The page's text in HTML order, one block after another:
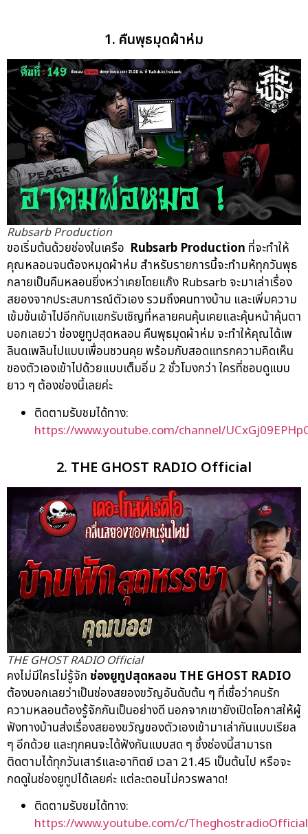
1. คืนพุธมุดผ้าห่ม
Rubsarb Production
ขอเริ่มต้นด้วยช่องในเครือ Rubsarb Production ที่จะทำให้
คุณหลอนจนต้องหมุดผ้าห่ม สำหรับรายการนี้จะทำมห้ทุกวันพุธ
กลายเป็นคืนหลอนยิ่งหว่าเคยโดยแก๊ง Rubsarb จะมาเล่าเรื่อง
สยองจากประสบการณ์ตัวเอง รวมถึงคนทางบ้าน และเพิ่มความ
เข้มข้นเข้าไปอีกกับแขกรับเชิญที่หลายคนคุ้นเคยและคุ้นหน้าคุ้นตา
บอกเลยว่า ข่องยูทูปสุดหลอน คืนพุธมุดผ้าห่ม จะทำให้คุณได้เพ
ลินดเพลินไปแบบเพื่อนชวนคุย พร้อมกับสอดแทรกความคิดเห็น
ของตัวเองเข้าไปด้วยแบบเต็มอิ่ม 2 ชั่วโมงกว่า ใครที่ชอบดูแบบ
ยาว ๆ ต้องช่องนี้เลยค่ะ
ติดตามรับชมได้ทาง:
https://www.youtube.com/channel/
2. THE GHOST RADIO Official
THE GHOST RADIO Official
คงไม่มีใครไม่รู้จักช่องยูทูปสุดหลอน THE GHOST RADIO
ต้องบอกเลยว่าเป็นช่องสยองขวัญอันดับต้น ๆ ที่เชื่อว่าคนรัก
ความหลอนต้องรู้จักกันเป็นอย่างดี นอกจากเขายังเปิดโอกาสให้ผู้
ฟังทางบ้านส่งเรื่องสยองขวัญของตัวเองเข้ามาเล่ากันแบบเรียล
ๆ อีกด้วย และทุกคนจะได้ฟังกันแบบสด ๆ ซึ่งช่องนี้สามารถ
ติดตามได้ทุกวันเสาร์และอาทิตย์ เวลา 21.45 เป็นต้นไป หรือจะ
กดดูในช่องยูทูปได้เลยค่ะ แต่ละตอนไม่ควรพลาด!
ติดตามรับชมได้ทาง:
https://www.youtube.com/c/